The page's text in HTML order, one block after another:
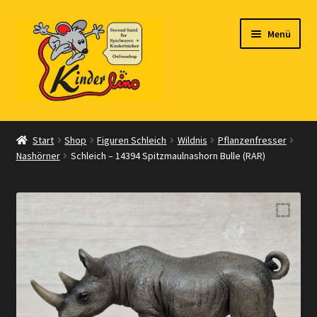
Navigation
springen
Zum
Inhalt
springen
Menü
Start
Vertrag widerrufen
Shop
Zahlungsarten
Start Shop Figuren Schleich Wildnis
Pflanzenfresser
Nashörner
Schleich – 14394 Spitzmaulnashorn Bulle (RAR)